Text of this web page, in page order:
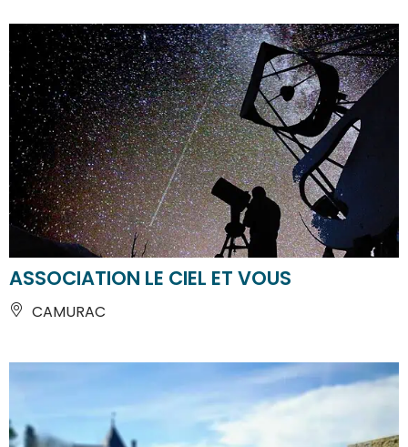
ASSOCIATION LE CIEL ET VOUS
CAMURAC